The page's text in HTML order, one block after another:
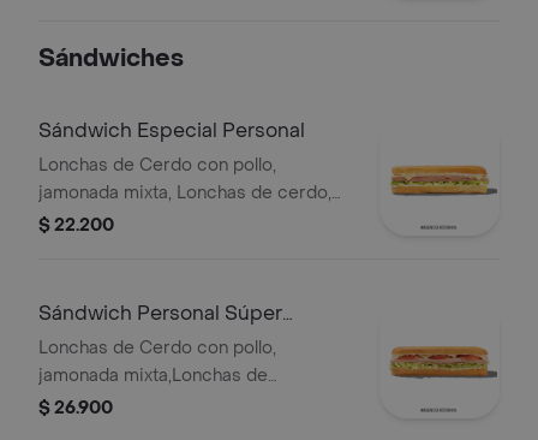
Sándwiches
Sándwich Especial Personal
Lonchas de Cerdo con pollo,
jamonada mixta, Lonchas de cerdo,
cordero y res, queso mozzarella,
$ 22.200
Sándwich Personal Súper
Especial
Lonchas de Cerdo con pollo,
jamonada mixta,Lonchas de
cerdo,cordero y res,
$ 26.900